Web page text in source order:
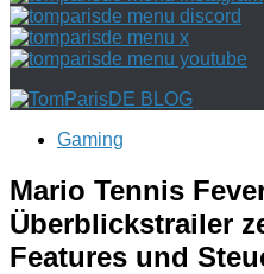
Gaming
Mario Tennis
Überblickstrailer
Features und